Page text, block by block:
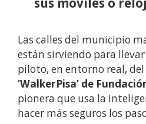
Las calles del municipio
están sirviendo para
piloto, en entorno real, del
‘WalkerPisa’ de
pionera que usa la
hacer más seguros los